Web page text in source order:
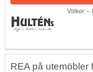
Villkor: -.
REA på utemöbler